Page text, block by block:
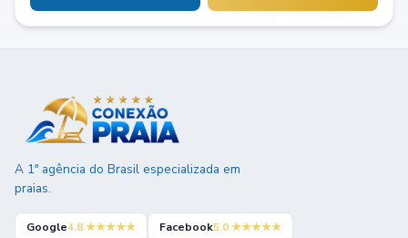
A 1ª agência do Brasil especializada em
praias.
Google4.8★★★★★ Facebook5.0★★★★★